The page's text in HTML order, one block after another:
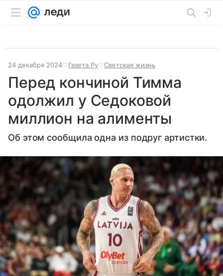
24 декабря 2024 Газета.Ру Светская жизнь
Перед кончиной Тимма
одолжил у Седоковой
миллион на алименты
Об этом сообщила одна из подруг артистки.